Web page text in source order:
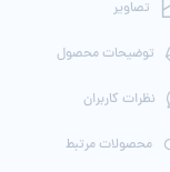
تصاویر
توضیحات محصول
نظرات کاربران
محصولات مرتبط